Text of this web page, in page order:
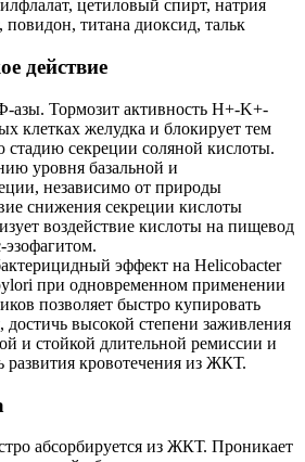
цетиловый спирт, натрия
повидон, титана диоксид, тальк
действие
Тормозит активность H+-K+-
клетках желудка и блокирует тем
секреции соляной кислоты.
уровня базальной и
независимо от природы
снижения секреции кислоты
воздействие кислоты на пищевод
эффект на Helicobacter
при одновременном применении
позволяет быстро купировать
высокой степени заживления
и стойкой длительной ремиссии и
развития кровотечения из ЖКТ.
абсорбируется из ЖКТ. Проникает